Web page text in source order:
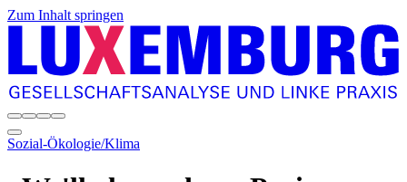
Zum Inhalt springen
Sozial-Ökologie/Klima